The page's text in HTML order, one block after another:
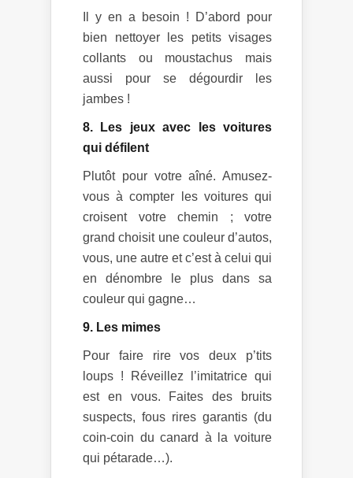
Il y en a besoin ! D’abord pour
bien nettoyer les petits visages
collants ou moustachus mais
aussi pour se dégourdir les
jambes !
8. Les jeux avec les voitures
qui défilent
Plutôt pour votre aîné. Amusez-
vous à compter les voitures qui
croisent votre chemin ; votre
grand choisit une couleur d’autos,
vous, une autre et c’est à celui qui
en dénombre le plus dans sa
couleur qui gagne…
9. Les mimes
Pour faire rire vos deux p’tits
loups ! Réveillez l’imitatrice qui
est en vous. Faites des bruits
suspects, fous rires garantis (du
coin-coin du canard à la voiture
qui pétarade…).